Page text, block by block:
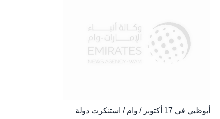
أبوظبي في 17 أكتوبر / وام / استنكرت دولة